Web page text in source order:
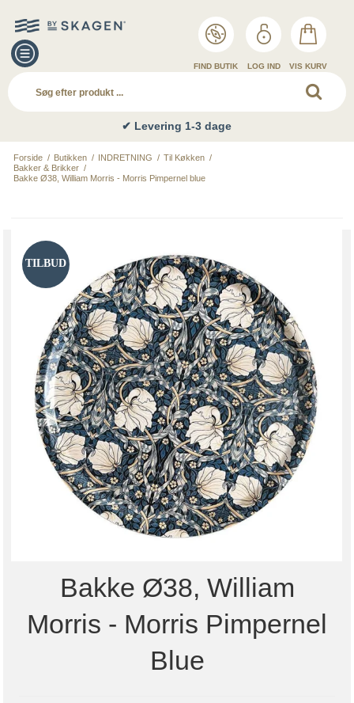
FIND BUTIK LOG IND VIS KURV
✔ Levering 1-3 dage
Forside / Butikken / INDRETNING / Til Køkken /
Bakker & Brikker /
Bakke Ø38, William Morris - Morris Pimpernel blue
TILBUD
Bakke Ø38, William
Morris - Morris Pimpernel
Blue